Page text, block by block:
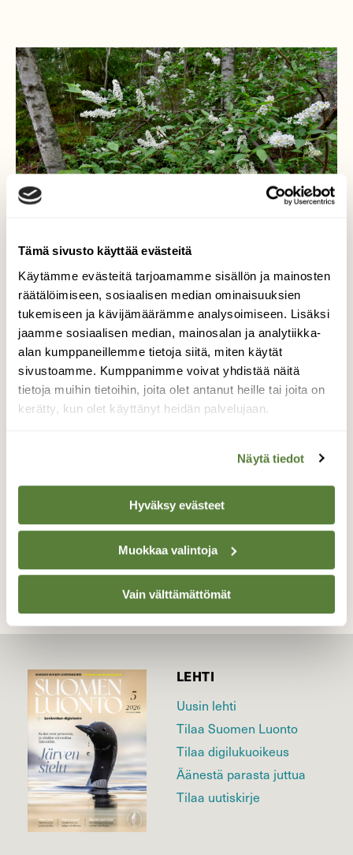
Tämä sivusto käyttää evästeitä
Käytämme evästeitä tarjoamamme sisällön ja mainosten
räätälöimiseen, sosiaalisen median ominaisuuksien
tukemiseen ja kävijämäärämme analysoimiseen. Lisäksi
jaamme sosiaalisen median, mainosalan ja analytiikka-
alan kumppaneillemme tietoja siitä, miten käytät
sivustoamme. Kumppanimme voivat yhdistää näitä
tietoja muihin tietoihin, joita olet antanut heille tai joita on
kerätty, kun olet käyttänyt heidän palvelujaan.
Näytä tiedot
Hyväksy evästeet
Muokkaa valintoja
Vain välttämättömät
Tuoksussa tuomien
Nyt menee lujaa! Tuomikin jo kukkii.
kansallispuisto Toukokuu
TAKAISIN LISTAAN
LEHTI
Uusin lehti
Tilaa Suomen Luonto
Tilaa digilukuoikeus
Äänestä parasta juttua
Tilaa uutiskirje